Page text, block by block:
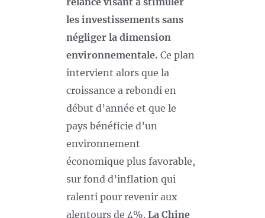
les investissements sans
négliger la dimension
environnementale. Ce plan
intervient alors que la
croissance a rebondi en
début d’année et que le
pays bénéficie d’un
environnement
économique plus favorable,
sur fond d’inflation qui
ralenti pour revenir aux
alentours de 4%. La Chine